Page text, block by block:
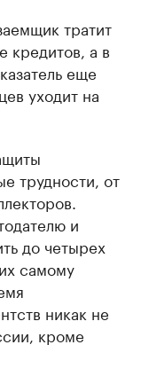
тратит
кредитов, а в
еще
уходит на
трудности, от
и
до четырех
самому
никак не
кроме